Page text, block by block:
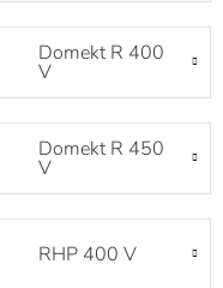
Domekt R 400
V
Domekt R 450
V
RHP 400 V